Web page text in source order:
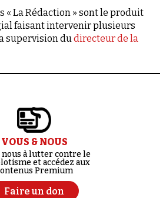
« La Rédaction » sont le produit
faisant intervenir plusieurs
supervision dudirecteur de la
VOUS & NOUS
nous à lutter contre le
et accédez aux
Premium
Faire un don